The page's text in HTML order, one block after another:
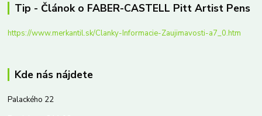
Tip - Článok o FABER-CASTELL Pitt Artist Pens
https://www.merkantil.sk/Clanky-Informacie-Zaujimavosti-a7_0.htm
Kde nás nájdete
Palackého 22